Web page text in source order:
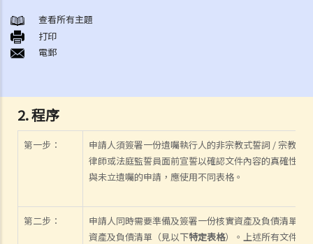
2. 程序
第一步：
申請人須簽署一份遺囑執行人的非宗教式誓詞 / 宗教式
律師或法庭監誓員面前宣誓以確認文件內容的真確性
與未立遺囑的申請，應使用不同表格。
第二步：
申請人同時需要準備及簽署一份核實資產及負債清單
資產及負債清單（見以下特定表格）。上述所有文件必
1. 訂立遺囑的好處
2. 在授予承辦書方面，有遺囑的遺產與沒有遺囑的遺產有何分別?
如何訂立遺囑
Q1. 假如立遺囑人僅透過電話與律師討論遺囑內容，但從未簽署任何遺
囑，到底立遺囑人有沒有簽立有效的遺囑？
2. 在訂立遺囑之前，有甚麼事項需要考慮？
1. 遺產有哪些類型?
3. 訂立遺囑時有什麼要注意？
4. 問與答
查看所有主題
打印
電郵